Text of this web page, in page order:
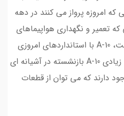
امروزه پرواز می کنند در دهه
که تعمیر و نگهداری هواپیماهای
قدیمی تر بسیار پرهزینه تر است، A-10 با استانداردهای امروزی
چندان پیچیده نیست و تعداد زیادی A-10 بازنشسته در آشیانه ای
دارند که می توان از قطعات